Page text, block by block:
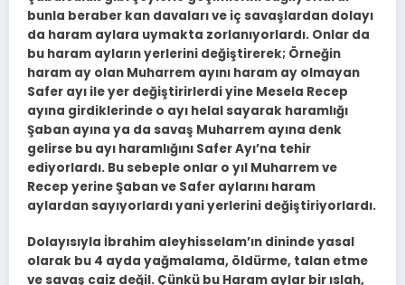
bunla beraber kan davaları ve iç savaşlardan dolayı
da haram aylara uymakta zorlanıyorlardı. Onlar da
bu haram ayların yerlerini değiştirerek; Örneğin
haram ay olan Muharrem ayını haram ay olmayan
Safer ayı ile yer değiştirirlerdi yine Mesela Recep
ayına girdiklerinde o ayı helal sayarak haramlığı
Şaban ayına ya da savaş Muharrem ayına denk
gelirse bu ayı haramlığını Safer Ayı’na tehir
ediyorlardı. Bu sebeple onlar o yıl Muharrem ve
Recep yerine Şaban ve Safer aylarını haram
aylardan sayıyorlardı yani yerlerini değiştiriyorlardı.
Dolayısıyla İbrahim aleyhisselam’ın dininde yasal
olarak bu 4 ayda yağmalama, öldürme, talan etme
ve savaş caiz değil. Çünkü bu Haram aylar bir ıslah,